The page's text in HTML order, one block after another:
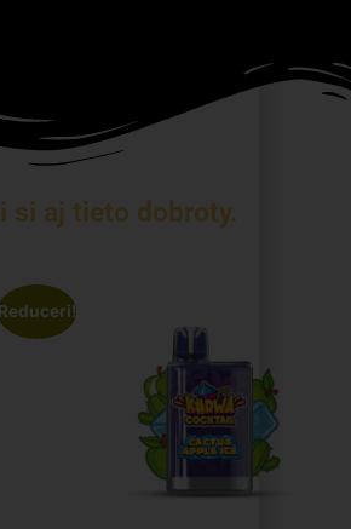
si aj tieto dobroty.